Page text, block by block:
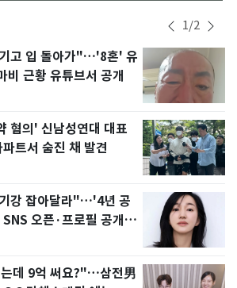
1/2
고 입 돌아가"…'8혼' 유
비 근황 유튜브서 공개
혐의' 신남성연대 대표
트서 숨진 채 발견
강 잡아달라"…'4년 공
오픈·프로필 공개
데 9억 써요?"…삼전男